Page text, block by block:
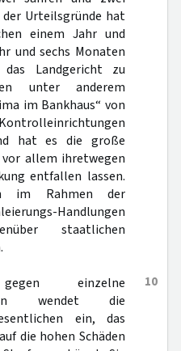
Urteilsgründe hat
einem Jahr und
und sechs Monaten
Landgericht zu
unter anderem
im Bankhaus“ von
hat es die große
vor allem ihretwegen
entfallen lassen.
im Rahmen der
Handlungen
staatlichen
10
einzelne
wendet die
ein, das
die hohen Schäden